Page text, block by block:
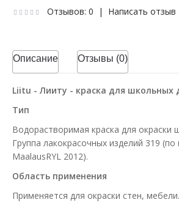
Отзывов: 0 | Написать отзыв
Описание Отзывы (0)
Liitu - Лииту - краска для школьных
Тип
Водорастворимая краска для окраски
Группа лакокрасочных изделий 319 (по
MaalausRYL 2012).
Область применения
Применяется для окраски стен, мебели.